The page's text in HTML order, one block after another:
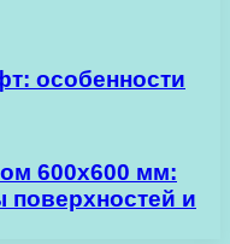
особенности
600х600 мм:
поверхностей и